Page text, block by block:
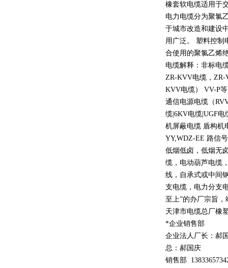
橡套软电缆适用于
电力电缆分为聚氯
于城市改造和建设
用广泛。 塑料控制
合使用的聚氯乙烯
电缆解释：非标电
ZR-KVV电缆， ZR-
KVV电缆） VV-P
通信电源电缆（
缆 |6KV电缆 |UGF电
机屏蔽电缆 盾构机
YY,WDZ-EE 路信
低烟低卤，低烟无
缆，电动葫芦电缆
线，自承式或中间
支电缆，电力分支
至上”的办厂宗旨，
天津市电缆总厂橡
*企业销售部
企业法人厂长：郝
总：郝国庆
销售部 13833